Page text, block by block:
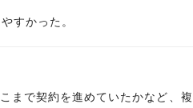
すかった。
まで契約を進めていたかなど、複